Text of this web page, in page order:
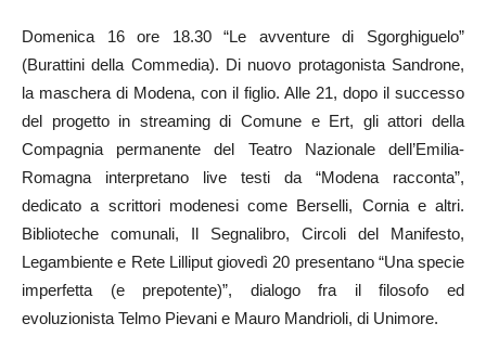
Domenica 16 ore 18.30 “Le avventure di Sgorghiguelo”
(Burattini della Commedia). Di nuovo protagonista Sandrone,
la maschera di Modena, con il figlio. Alle 21, dopo il successo
del progetto in streaming di Comune e Ert, gli attori della
Compagnia permanente del Teatro Nazionale dell’Emilia-
Romagna interpretano live testi da “Modena racconta”,
dedicato a scrittori modenesi come Berselli, Cornia e altri.
Biblioteche comunali, Il Segnalibro, Circoli del Manifesto,
Legambiente e Rete Lilliput giovedì 20 presentano “Una specie
imperfetta (e prepotente)”, dialogo fra il filosofo ed
evoluzionista Telmo Pievani e Mauro Mandrioli, di Unimore.